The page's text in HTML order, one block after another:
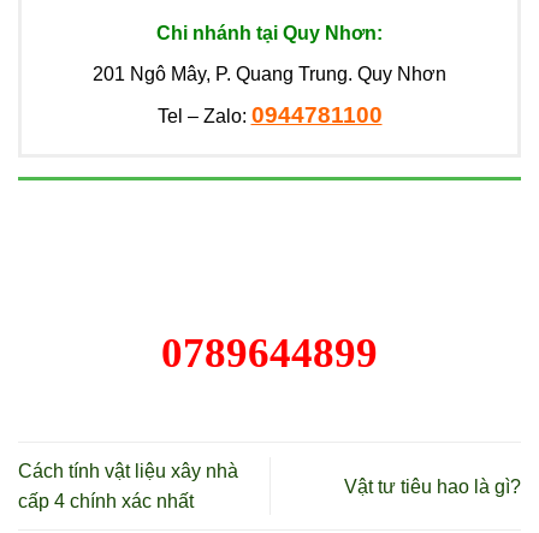
Chi nhánh tại Quy Nhơn:
201 Ngô Mây, P. Quang Trung. Quy Nhơn
Tel – Zalo: 0944781100
0789644899
Cách tính vật liệu xây nhà
cấp 4 chính xác nhất
Vật tư tiêu hao là gì?